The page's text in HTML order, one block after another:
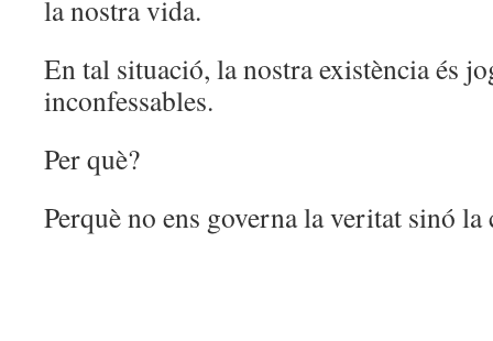
la nostra vida.
En tal situació, la nostra existència és
inconfessables.
Per què?
Perquè no ens governa la veritat sinó